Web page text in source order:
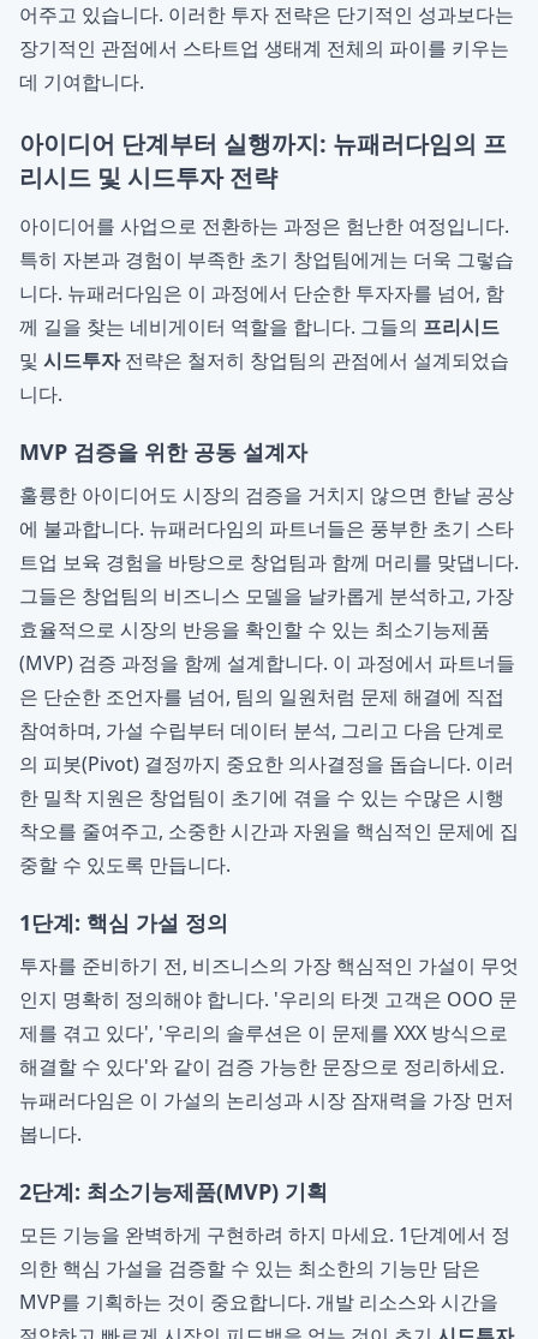
어주고 있습니다. 이러한 투자 전략은 단기적인 성과보다는
장기적인 관점에서 스타트업 생태계 전체의 파이를 키우는
데 기여합니다.
아이디어 단계부터 실행까지: 뉴패러다임의 프
리시드 및 시드투자 전략
아이디어를 사업으로 전환하는 과정은 험난한 여정입니다.
특히 자본과 경험이 부족한 초기 창업팀에게는 더욱 그렇습
니다. 뉴패러다임은 이 과정에서 단순한 투자자를 넘어, 함
께 길을 찾는 네비게이터 역할을 합니다. 그들의 프리시드
및 시드투자전략은 철저히 창업팀의 관점에서 설계되었습
니다.
MVP 검증을 위한 공동 설계자
훌륭한 아이디어도 시장의 검증을 거치지 않으면 한낱 공상
에 불과합니다. 뉴패러다임의 파트너들은 풍부한 초기 스타
트업 보육 경험을 바탕으로 창업팀과 함께 머리를 맞댑니다.
그들은 창업팀의 비즈니스 모델을 날카롭게 분석하고, 가장
효율적으로 시장의 반응을 확인할 수 있는 최소기능제품
(MVP) 검증 과정을 함께 설계합니다. 이 과정에서 파트너들
은 단순한 조언자를 넘어, 팀의 일원처럼 문제 해결에 직접
참여하며, 가설 수립부터 데이터 분석, 그리고 다음 단계로
의 피봇(Pivot) 결정까지 중요한 의사결정을 돕습니다. 이러
한 밀착 지원은 창업팀이 초기에 겪을 수 있는 수많은 시행
착오를 줄여주고, 소중한 시간과 자원을 핵심적인 문제에 집
중할 수 있도록 만듭니다.
1단계: 핵심 가설 정의
투자를 준비하기 전, 비즈니스의 가장 핵심적인 가설이 무엇
인지 명확히 정의해야 합니다. '우리의 타겟 고객은 OOO 문
제를 겪고 있다', '우리의 솔루션은 이 문제를 XXX 방식으로
해결할 수 있다'와 같이 검증 가능한 문장으로 정리하세요.
뉴패러다임은 이 가설의 논리성과 시장 잠재력을 가장 먼저
봅니다.
2단계: 최소기능제품(MVP) 기획
모든 기능을 완벽하게 구현하려 하지 마세요. 1단계에서 정
의한 핵심 가설을 검증할 수 있는 최소한의 기능만 담은
MVP를 기획하는 것이 중요합니다. 개발 리소스와 시간을